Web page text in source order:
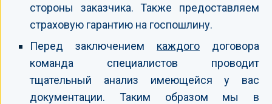
стороны заказчика. Также предоставляем
страховую гарантию на госпошлину.
Перед заключением каждого договора
команда специалистов проводит
тщательный анализ имеющейся у вас
документации. Таким образом мы в